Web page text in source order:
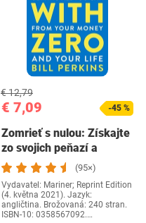
€ 7,09
€ 12,79
-45 %
Zomrieť s nulou: Získajte
zo svojich peňazí a
života…
(95×)
Vydavatel: Mariner; Reprint Edition
(4. května 2021). Jazyk:
angličtina. Brožovaná: 240 stran.
ISBN-10: 0358567092.…